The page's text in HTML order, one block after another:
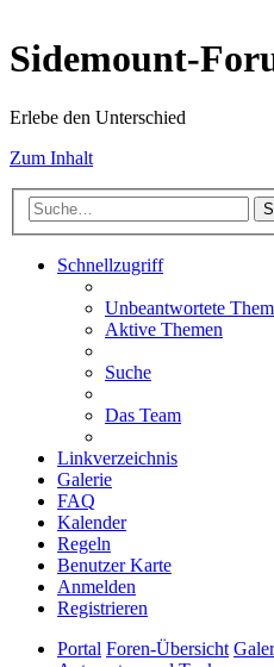
Sidemount-
Erlebe den Unterschied
Zum Inhalt
Schnellzugriff
Unbeantwortete
Aktive Themen
Suche
Das Team
Linkverzeichnis
Galerie
FAQ
Kalender
Regeln
Benutzer Karte
Anmelden
Registrieren
Portal Foren-Übersicht